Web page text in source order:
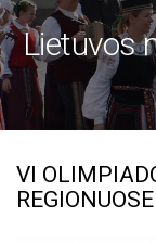
Lietuvos
VI